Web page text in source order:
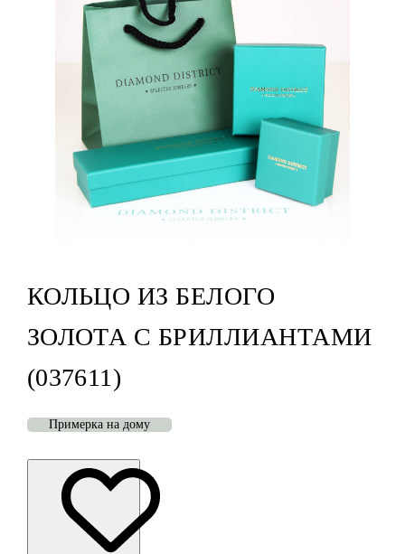
КОЛЬЦО ИЗ БЕЛОГО
ЗОЛОТА С БРИЛЛИАНТАМИ
(037611)
Примерка на дому